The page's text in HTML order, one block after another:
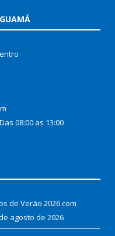
08:00 as 13:00
de Verão 2026 com
agosto de 2026